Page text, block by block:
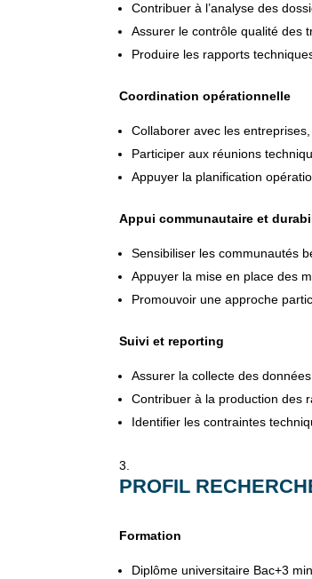
Contribuer à l’analyse des
Assurer le contrôle qualité des
Produire les rapports
Coordination opérationnelle
Collaborer avec les
Participer aux réunions
Appuyer la planification
Appui communautaire et
Sensibiliser les communautés
Appuyer la mise en place des
Promouvoir une approche
Suivi et reporting
Assurer la collecte des
Contribuer à la production des
Identifier les contraintes
PROFIL
Formation
Diplôme universitaire Bac+3